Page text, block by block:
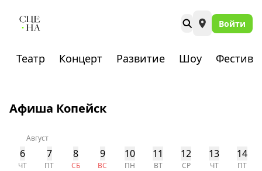
Войти
Театр Концерт Развитие Шоу
Афиша Копейск
Август
6
ЧТ
7
ПТ
8
СБ
9
ВС
10
ПН
11
ВТ
12
СР
13
ЧТ
14
ПТ